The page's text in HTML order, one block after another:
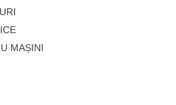
MAȘINI